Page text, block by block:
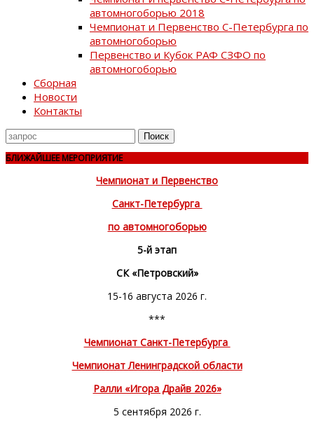
автомногоборью 2018
Чемпионат и Первенство С-Петербурга по
автомногоборью
Первенство и Кубок РАФ СЗФО по
автомногоборью
Сборная
Новости
Контакты
Поиск
для
БЛИЖАЙШЕЕ МЕРОПРИЯТИЕ
Чемпионат и Первенство
Санкт-Петербурга
по автомногоборью
5-й этап
СК «Петровский»
15-16 августа 2026 г.
***
Чемпионат Санкт-Петербурга
Чемпионат Ленинградской области
Ралли «Игора Драйв 2026»
5 сентября 2026 г.